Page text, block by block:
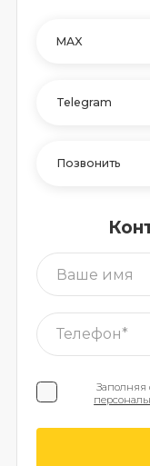
MAX
Telegram
Позвонить
Заполняя